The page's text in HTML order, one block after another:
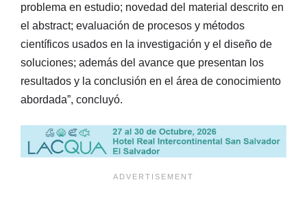
problema en estudio; novedad del material descrito en
el abstract; evaluación de procesos y métodos
científicos usados en la investigación y el diseño de
soluciones; además del avance que presentan los
resultados y la conclusión en el área de conocimiento
abordada”, concluyó.